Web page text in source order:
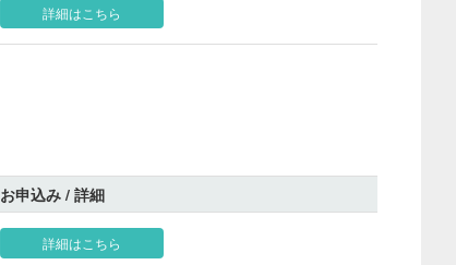
詳細はこちら
お申込み / 詳細
詳細はこちら